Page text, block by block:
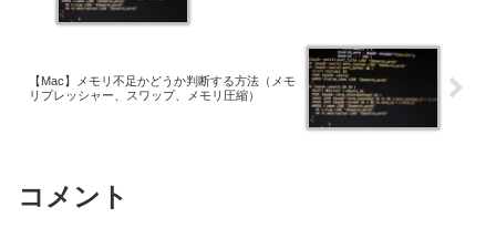
【Mac】メモリ不足かどうか判断する方法（メモ
リプレッシャー、スワップ、メモリ圧縮）
コメント